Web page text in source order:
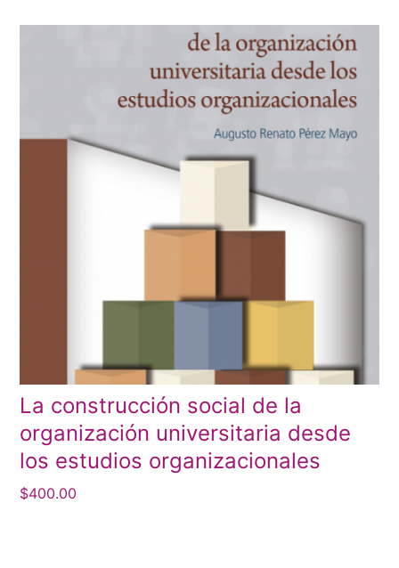
La construcción social de la
organización universitaria desde
los estudios organizacionales
$400.00